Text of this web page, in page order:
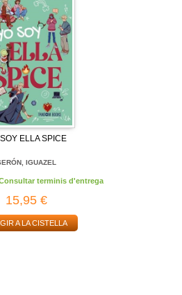
ELLA SPICE
IGUAZEL
terminis d'entrega
15,95 €
A LA CISTELLA